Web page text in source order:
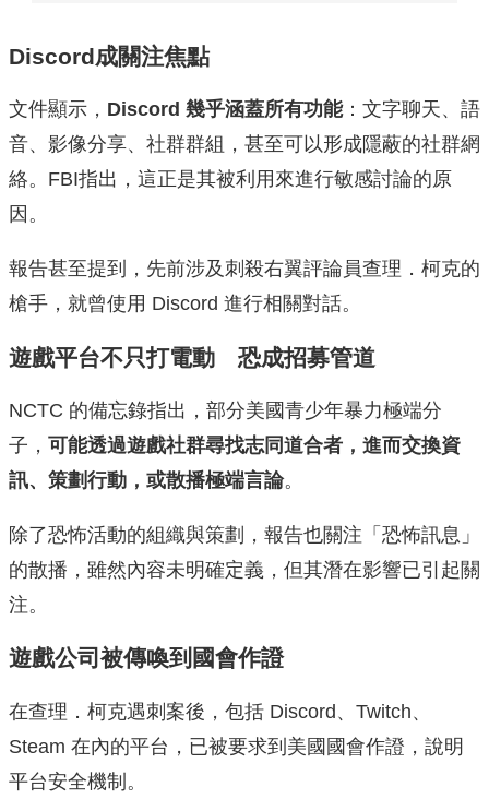
Discord成關注焦點
文件顯示， Discord 幾乎涵蓋所有功能：文字聊天、語
音、影像分享、社群群組，甚至可以形成隱蔽的社群網
絡。FBI指出，這正是其被利用來進行敏感討論的原
因。
報告甚至提到，先前涉及刺殺右翼評論員查理．柯克的
槍手，就曾使用 Discord 進行相關對話。
遊戲平台不只打電動 恐成招募管道
NCTC 的備忘錄指出，部分美國青少年暴力極端分
子， 可能透過遊戲社群尋找志同道合者，進而交換資
訊、策劃行動，或散播極端言論。
除了恐怖活動的組織與策劃，報告也關注「恐怖訊息」
的散播，雖然內容未明確定義，但其潛在影響已引起關
注。
遊戲公司被傳喚到國會作證
在查理．柯克遇刺案後，包括 Discord、Twitch、
Steam 在內的平台，已被要求到美國國會作證，說明
平台安全機制。